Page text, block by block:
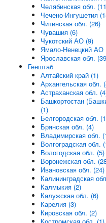
Челябинская обл.
Чечено-Ингушетия
Читинская обл. (26)
Чувашия (6)
Чукотский АО (9)
Ямало-Ненецкий АО
Ярославская обл.
Генштаб
Алтайский край (1)
Архангельская обл.
Астраханская обл.
Башкортостан
(1)
Белгородская обл.
Брянская обл. (4)
Владимирская обл.
Волгоградская обл.
Вологодская обл. (5)
Воронежская обл.
Ивановская обл. (24)
Калининградская
Калмыкия (2)
Калужская обл. (6)
Карелия (3)
Кировская обл. (2)